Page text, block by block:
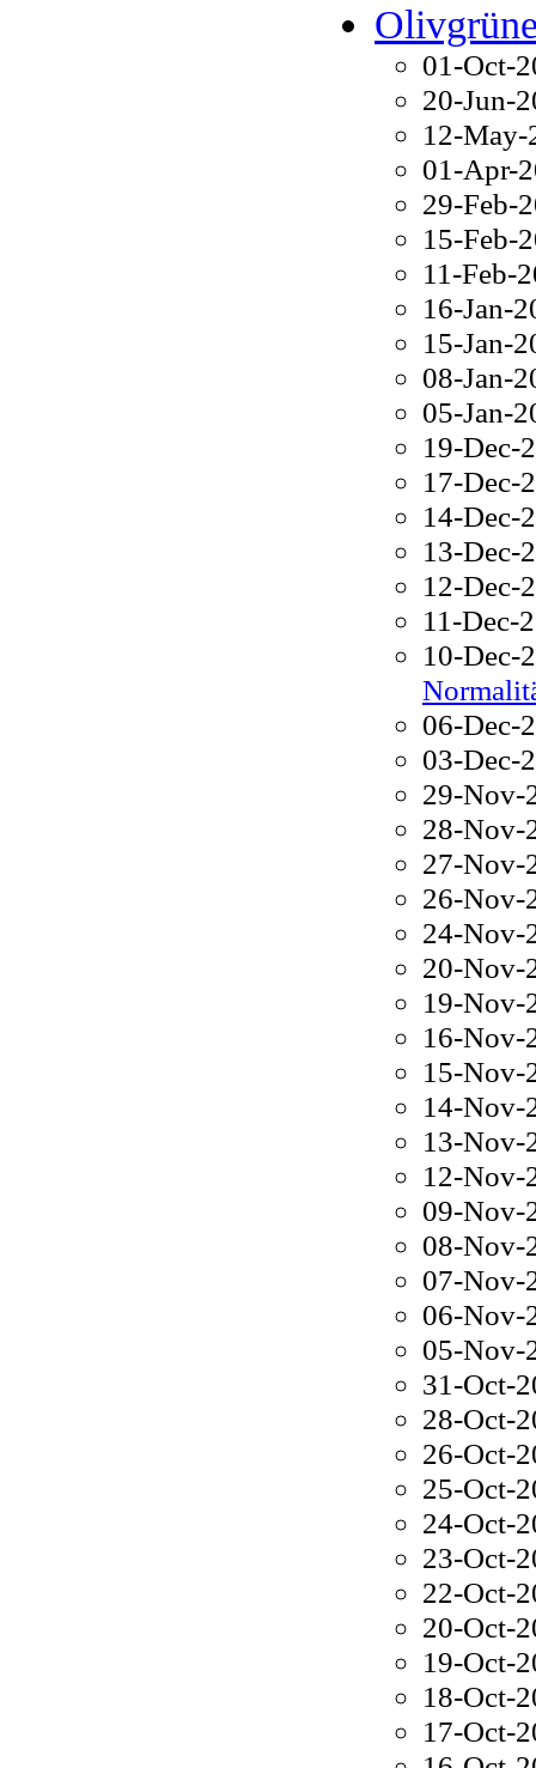
01-Oct-
20-Jun-
12-
01-Apr-
29-Feb-
15-Feb-
11-Feb-
16-Jan-
15-Jan-
08-Jan-
05-Jan-
19-Dec-
17-Dec-
14-Dec-
13-Dec-
12-Dec-
11-Dec-
10-Dec-
06-Dec-
03-Dec-
29-Nov-
28-Nov-
27-Nov-
26-Nov-
24-Nov-
20-Nov-
19-
16-
15-
14-
13-
12-Nov-
09-Nov-
08-Nov-
07-Nov-
06-Nov-
05-Nov-
31-Oct-
28-Oct-
26-Oct-
25-Oct-
24-Oct-
23-Oct-
22-Oct-
20-Oct-
19-Oct-
18-Oct-
17-Oct-